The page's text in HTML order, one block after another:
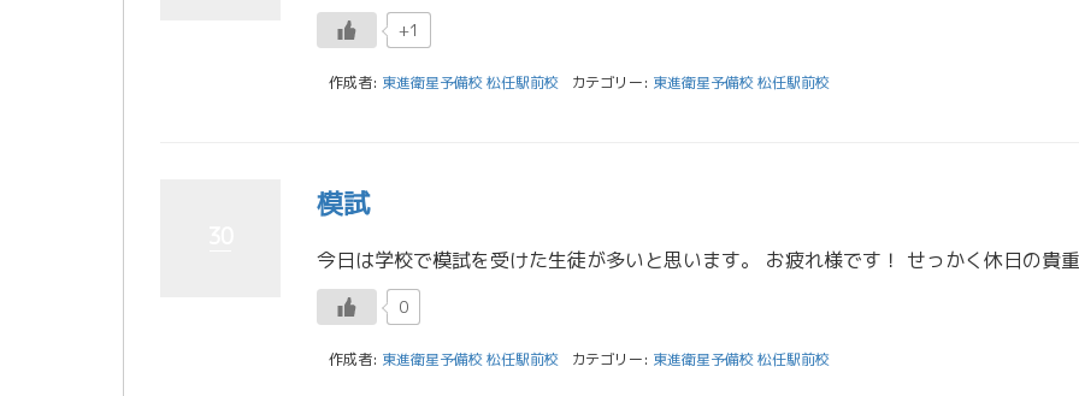
+1
作成者: 東進衛星予備校 松任駅前校 カテゴリー: 東進衛星予備校 松任駅前校
模試
0
作成者: 東進衛星予備校 松任駅前校 カテゴリー: 東進衛星予備校 松任駅前校